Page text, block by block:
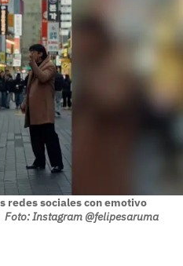
redes sociales con emotivo
Foto: Instagram @felipesaruma